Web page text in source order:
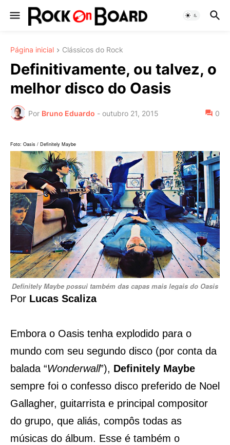
Página inicial Clássicos do Rock
Definitivamente, ou talvez, o
melhor disco do Oasis
Por Bruno Eduardo - outubro 21, 2015 0
Foto: Oasis / Definitely Maybe
Definitely Maybe possui também das capas mais legais do Oasis
Por Lucas Scaliza
Embora o Oasis tenha explodido para o
mundo com seu segundo disco (por conta da
balada “Wonderwall”), Definitely Maybe
sempre foi o confesso disco preferido de Noel
Gallagher, guitarrista e principal compositor
do grupo, que aliás, compôs todas as
músicas do álbum. Esse é também o